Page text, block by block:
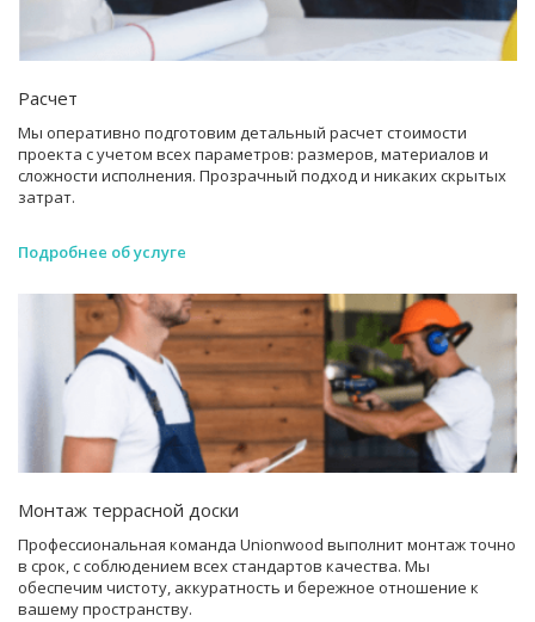
Расчет
Мы оперативно подготовим детальный расчет стоимости
проекта с учетом всех параметров: размеров, материалов и
сложности исполнения. Прозрачный подход и никаких скрытых
затрат.
Подробнее об услуге
Монтаж террасной доски
Профессиональная команда Unionwood выполнит монтаж точно
в срок, с соблюдением всех стандартов качества. Мы
обеспечим чистоту, аккуратность и бережное отношение к
вашему пространству.